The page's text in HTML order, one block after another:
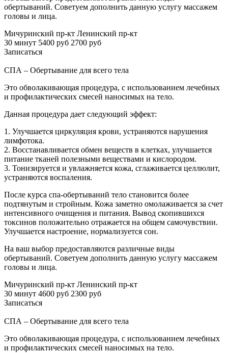
обертываний. Советуем дополнить данную услугу массажем
головы и лица.
Мичуринский пр-кт Ленинский пр-кт
30 минут 5400 руб 2700 руб
Записаться
СПА – Обертывание для всего тела
Это обволакивающая процедура, с использованием лечебных
и профилактических смесей наносимых на тело.
Данная процедура дает следующий эффект:
1. Улучшается циркуляция крови, устраняются нарушения
лимфотока.
2. Восстанавливается обмен веществ в клетках, улучшается
питание тканей полезными веществами и кислородом.
3. Тонизируется и увлажняется кожа, сглаживается целлюлит,
устраняются воспаления.
После курса спа-обертываний тело становится более
подтянутым и стройным. Кожа заметно омолаживается за счет
интенсивного очищения и питания. Вывод скопившихся
токсинов положительно отражается на общем самочувствии.
Улучшается настроение, нормализуется сон.
На ваш выбор предоставляются различные виды
обертываний. Советуем дополнить данную услугу массажем
головы и лица.
Мичуринский пр-кт Ленинский пр-кт
30 минут 4600 руб 2300 руб
Записаться
СПА – Обертывание для всего тела
Это обволакивающая процедура, с использованием лечебных
и профилактических смесей наносимых на тело.